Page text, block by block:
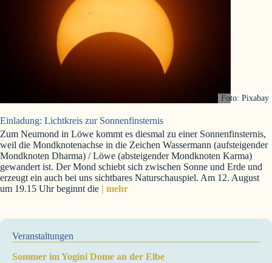
Foto: Pixabay
Einladung: Lichtkreis zur Sonnenfinsternis
Zum Neumond in Löwe kommt es diesmal zu einer Sonnenfinsternis,
weil die Mondknotenachse in die Zeichen Wassermann (aufsteigender
Mondknoten Dharma) / Löwe (absteigender Mondknoten Karma)
gewandert ist. Der Mond schiebt sich zwischen Sonne und Erde und
erzeugt ein auch bei uns sichtbares Naturschauspiel. Am 12. August
um 19.15 Uhr beginnt die | mehr
Veranstaltungen
Sommer im Yogini Dome an der Elbe